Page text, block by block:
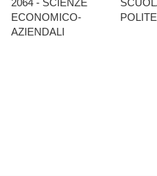
2064 - SCIENZE
ECONOMICO-
AZIENDALI